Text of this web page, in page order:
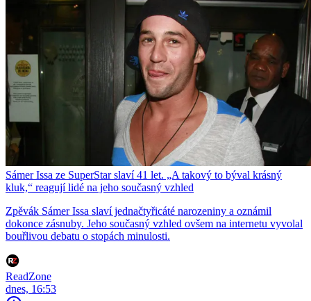
Sámer Issa ze SuperStar slaví 41 let. „A takový to býval krásný
kluk,“ reagují lidé na jeho současný vzhled
Zpěvák Sámer Issa slaví jednačtyřicáté narozeniny a oznámil
dokonce zásnuby. Jeho současný vzhled ovšem na internetu vyvolal
bouřlivou debatu o stopách minulosti.
ReadZone
dnes, 16:53